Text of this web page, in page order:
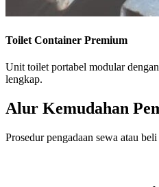
Toilet Container Premium
Unit toilet portabel modular
lengkap.
Alur Kemudahan
Prosedur pengadaan sewa atau